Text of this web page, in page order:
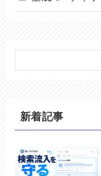
新着記事